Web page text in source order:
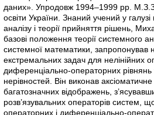
даних». Упродовж 1994–1999 рр.
освіти України. Знаний учений у
аналізу і теорії прийняття рішень,
базові положення теорії системного
системної математики, запропонував
екстремальних задач для нелінійних
диференціально-операторних рівнянь
нерівностей. Він виконав
багатозначних відображень,
розв’язувальних операторів систем,
операторних і диференціально-